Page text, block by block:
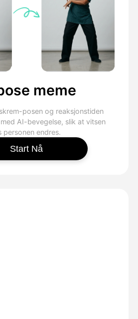
meme
posen og reaksjonstiden
AI-bevegelse, slik at vitsen
personen endres.
Start Nå